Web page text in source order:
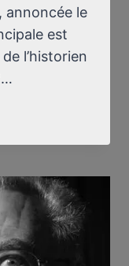
annoncée le
est
l’historien